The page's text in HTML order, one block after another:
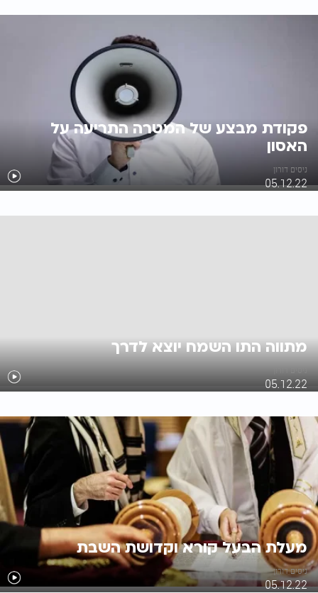
פקודת מבצע של המטרה התריעה על
האסון
ניסים דורון
05.12.22
מתווה התו השמח יוצא לדרך
05.12.22
מעלת הבעל קורא וקדושת השבת
ניסים דורון
05.12.22